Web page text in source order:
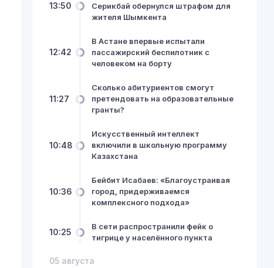
13:50
Серикбай обернулся штрафом для
жителя Шымкента
12:42
В Астане впервые испытали
пассажирский беспилотник с
человеком на борту
11:27
Сколько абитуриентов смогут
претендовать на образовательные
гранты?
10:48
Искусственный интеллект
включили в школьную программу
Казахстана
10:36
Бейбит Исабаев: «Благоустраивая
город, придерживаемся
комплексного подхода»
10:25
В сети распространили фейк о
тигрице у населённого пункта
05 августа